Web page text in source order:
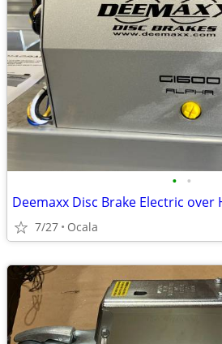
• •
Deemaxx Disc Brake Electric
7/27 Ocala